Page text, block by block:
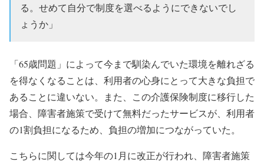
る。せめて自分で制度を選べるようにできないでし
ょうか」
「65歳問題」によって今まで馴染んでいた環境を離れざる
を得なくなることは、利用者の心身にとって大きな負担で
あることに違いない。また、この介護保険制度に移行した
場合、障害者施策で受けて無料だったサービスが、利用者
の1割負担になるため、負担の増加につながっていた。
こちらに関しては今年の1月に改正が行われ、障害者施策